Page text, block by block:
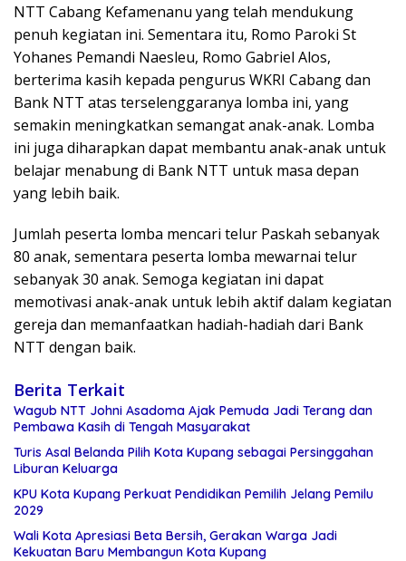
NTT Cabang Kefamenanu yang telah mendukung
penuh kegiatan ini. Sementara itu, Romo Paroki St
Yohanes Pemandi Naesleu, Romo Gabriel Alos,
berterima kasih kepada pengurus WKRI Cabang dan
Bank NTT atas terselenggaranya lomba ini, yang
semakin meningkatkan semangat anak-anak. Lomba
ini juga diharapkan dapat membantu anak-anak untuk
belajar menabung di Bank NTT untuk masa depan
yang lebih baik.
Jumlah peserta lomba mencari telur Paskah sebanyak
80 anak, sementara peserta lomba mewarnai telur
sebanyak 30 anak. Semoga kegiatan ini dapat
memotivasi anak-anak untuk lebih aktif dalam kegiatan
gereja dan memanfaatkan hadiah-hadiah dari Bank
NTT dengan baik.
Berita Terkait
Wagub NTT Johni Asadoma Ajak Pemuda Jadi Terang dan
Pembawa Kasih di Tengah Masyarakat
Turis Asal Belanda Pilih Kota Kupang sebagai Persinggahan
Liburan Keluarga
KPU Kota Kupang Perkuat Pendidikan Pemilih Jelang Pemilu
2029
Wali Kota Apresiasi Beta Bersih, Gerakan Warga Jadi
Kekuatan Baru Membangun Kota Kupang